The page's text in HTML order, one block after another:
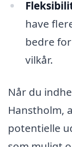
have
bedre
vilkår.
Når du
Hanstholm,
potentielle